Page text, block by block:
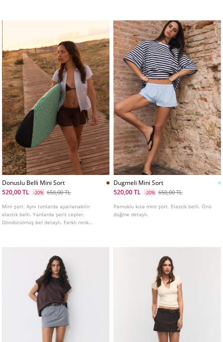
Donuslu Belli Mini Sort
520,00 TL
-20% 650,00 TL
Mini şort. Aynı tonlarda ayarlanabilir
elastik belli. Yanlarda şerit cepler.
Döndürülmüş bel detaylı. Farklı renk
Dugmeli Mini Sort
520,00 TL
-20% 650,00 TL
Pamuklu kısa mini şort. Elastik belli. Önü
düğme detaylı.